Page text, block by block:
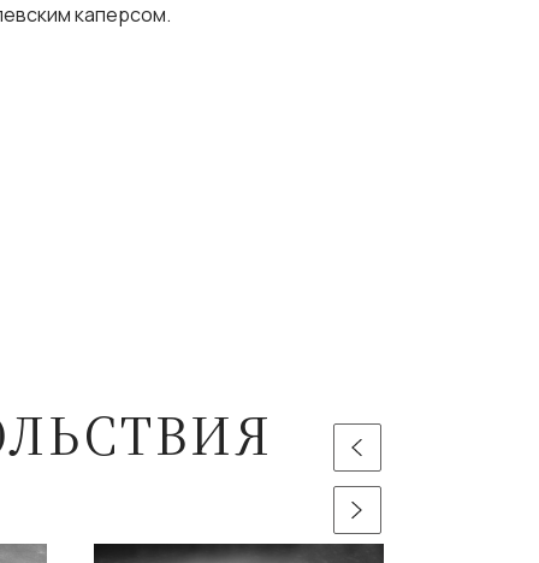
каперсом.